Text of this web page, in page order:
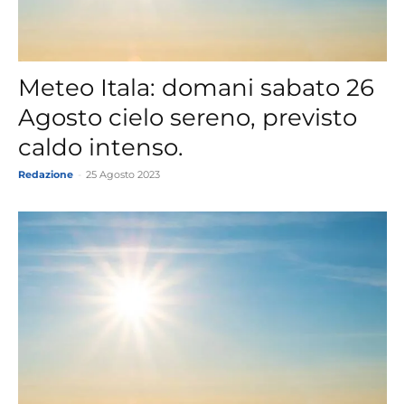
Meteo Itala: domani sabato 26
Agosto cielo sereno, previsto
caldo intenso.
Redazione 25 Agosto 2023